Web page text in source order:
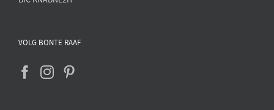
VOLG BONTE RAAF